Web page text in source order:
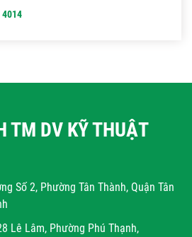
4014
TM DV KỸ THUẬT
Số 2, Phường Tân Thành, Quận Tân
Lê Lâm, Phường Phú Thạnh,